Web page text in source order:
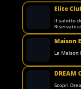
Elite
Il salotto
Maison
La Maison
DREAM
Scopri